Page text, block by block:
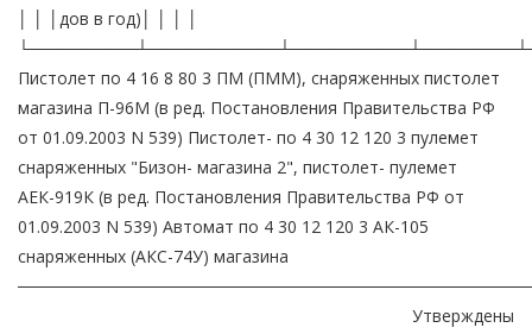
│ │ │дов в год)│ │ │ │
Пистолет по 4 16 8 80 3 ПМ (ПММ), снаряженных пистолет
магазина П-96М (в ред. Постановления Правительства РФ
от 01.09.2003 N 539) Пистолет- по 4 30 12 120 3 пулемет
снаряженных "Бизон- магазина 2", пистолет- пулемет
АЕК-919К (в ред. Постановления Правительства РФ от
01.09.2003 N 539) Автомат по 4 30 12 120 3 АК-105
снаряженных (АКС-74У) магазина
Утверждены